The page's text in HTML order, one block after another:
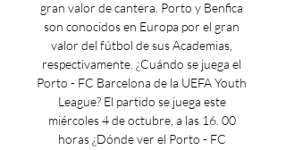
gran valor de cantera. Porto y Benfica
son conocidos en Europa por el gran
valor del fútbol de sus Academias,
respectivamente. ¿Cuándo se juega el
Porto - FC Barcelona de la UEFA Youth
League? El partido se juega este
miércoles 4 de octubre, a las 16. 00
horas ¿Dónde ver el Porto - FC